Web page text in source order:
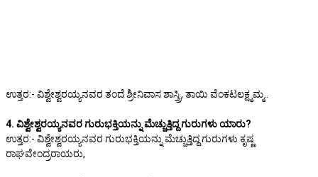
ಉತ್ತರ:- ವಿಶ್ವೇಶ್ವರಯ್ಯನವರ ತಂದೆ ಶ್ರೀನಿವಾಸ ಶಾಸ್ತ್ರಿ, ತಾಯಿ ವೆಂಕಟಲಕ್ಷ್ಮಮ್ಮ..
4. ವಿಶ್ವೇಶ್ವರಯ್ಯನವರ ಗುರುಭಕ್ತಿಯನ್ನು ಮೆಚ್ಚುತ್ತಿದ್ದ ಗುರುಗಳು ಯಾರು?
ಉತ್ತರ:- ವಿಶ್ವೇಶ್ವರಯ್ಯನವರ ಗುರುಭಕ್ತಿಯನ್ನು ಮೆಚ್ಚುತ್ತಿದ್ದ ಗುರುಗಳು ಕೃಷ್ಣ
ರಾಘವೇಂದ್ರರಾಯರು,